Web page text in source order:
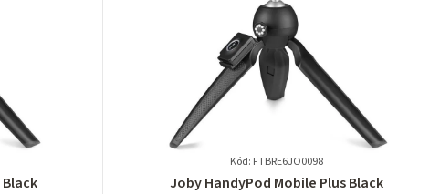
Kód: FTBRE6JO0098
Průměrné
Joby HandyPod Mobile Plus Black